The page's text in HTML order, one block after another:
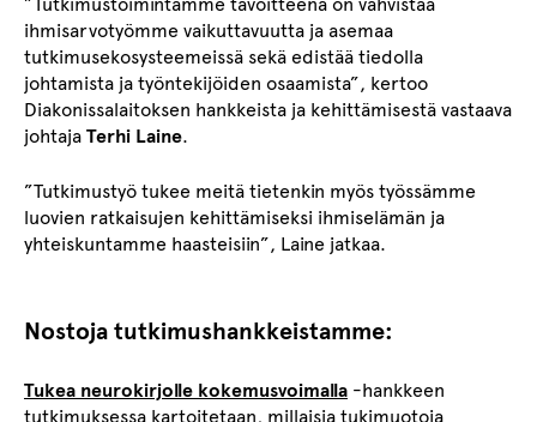
ihmisarvotyömme vaikuttavuutta ja asemaa
tutkimusekosysteemeissä sekä edistää tiedolla
johtamista ja työntekijöiden osaamista”, kertoo
Diakonissalaitoksen hankkeista ja kehittämisestä vastaava
johtaja Terhi Laine.
”Tutkimustyö tukee meitä tietenkin myös työssämme
luovien ratkaisujen kehittämiseksi ihmiselämän ja
yhteiskuntamme haasteisiin”, Laine jatkaa.
Nostoja tutkimushankkeistamme:
Tukea neurokirjolle kokemusvoimalla -hankkeen
tutkimuksessa kartoitetaan, millaisia tukimuotoja